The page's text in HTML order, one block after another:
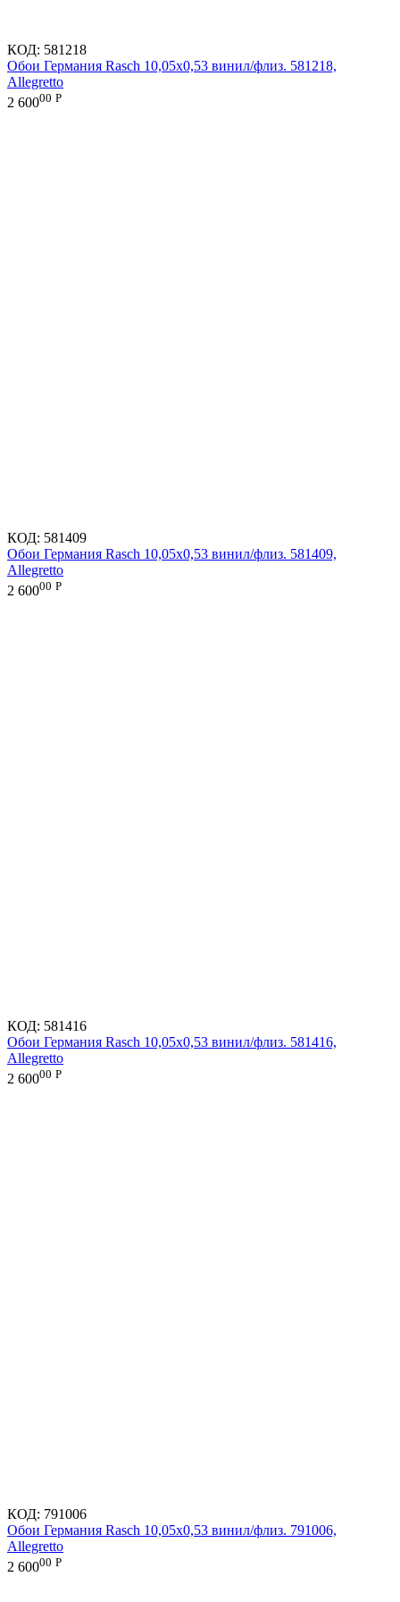
КОД: 581218
Обои Германия Rasch 10,05x0,53 винил/флиз. 581218,
Allegretto
2 60000 Р
КОД: 581409
Обои Германия Rasch 10,05x0,53 винил/флиз. 581409,
Allegretto
2 60000 Р
КОД: 581416
Обои Германия Rasch 10,05x0,53 винил/флиз. 581416,
Allegretto
2 60000 Р
КОД: 791006
Обои Германия Rasch 10,05x0,53 винил/флиз. 791006,
Allegretto
2 60000 Р